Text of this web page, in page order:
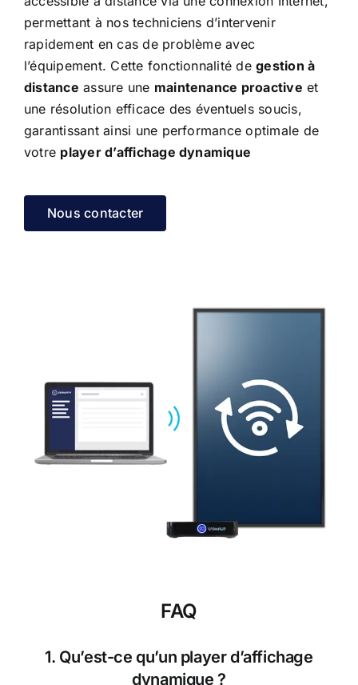
permettant à nos techniciens d’intervenir
rapidement en cas de problème avec
l’équipement. Cette fonctionnalité degestion à
distance assure une maintenance proactive et
une résolution efficace des éventuels soucis,
garantissant ainsi une performance optimale de
votre player d’affichage dynamique
Nous contacter
FAQ
1. Qu’est-ce qu’un player d’affichage
dynamique ?